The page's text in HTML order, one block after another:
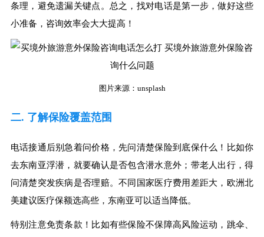
条理，避免遗漏关键点。总之，找对电话是第一步，做好这些
小准备，咨询效率会大大提高！
图片来源：unsplash
二. 了解保险覆盖范围
电话接通后别急着问价格，先问清楚保险到底保什么！比如你
去东南亚浮潜，就要确认是否包含潜水意外；带老人出行，得
问清楚突发疾病是否理赔。不同国家医疗费用差距大，欧洲北
美建议医疗保额选高些，东南亚可以适当降低。
特别注意免责条款！比如有些保险不保障高风险运动，跳伞、